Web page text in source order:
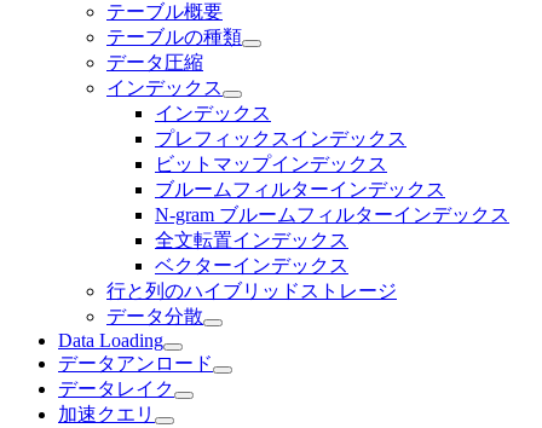
テーブル概要
テーブルの種類
データ圧縮
インデックス
インデックス
プレフィックスインデックス
ビットマップインデックス
ブルームフィルターインデックス
N-gram ブルームフィルターインデックス
全文転置インデックス
ベクターインデックス
行と列のハイブリッドストレージ
データ分散
Data Loading
データアンロード
データレイク
加速クエリ